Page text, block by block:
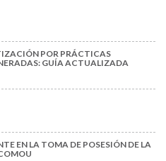
POR PRÁCTICAS
GUÍA ACTUALIZADA
EN LA TOMA DE POSESIÓN DE LA